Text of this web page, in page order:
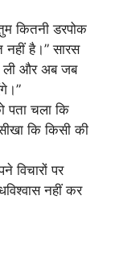
कितनी डरपोक
नहीं है।” सारस
ली और अब जब
पता चला कि
कि किसी की
विचारों पर
नहीं कर